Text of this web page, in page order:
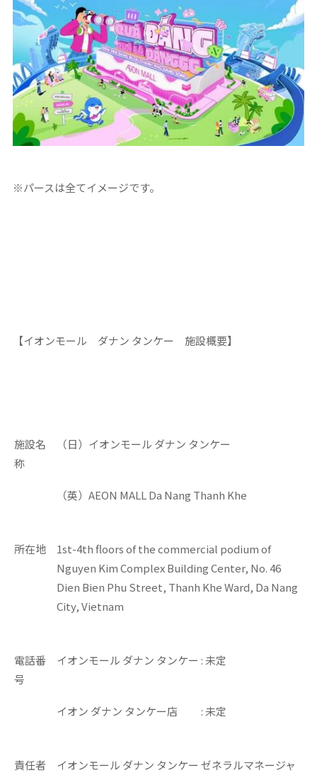
※パースは全てイメージです。
【イオンモール ダナン タンケー 施設概要】
施設名
称
（日）イオンモール ダナン タンケー
（英）AEON MALL Da Nang Thanh Khe
所在地
1st-4th floors of the commercial podium of
Nguyen Kim Complex Building Center, No. 46
Dien Bien Phu Street, Thanh Khe Ward, Da Nang
City, Vietnam
電話番
号
イオンモール ダナン タンケー : 未定
イオン ダナン タンケー店 : 未定
責任者
イオンモール ダナン タンケー ゼネラルマネージャ